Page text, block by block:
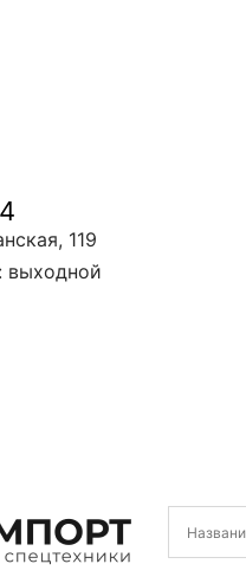
119
выходной